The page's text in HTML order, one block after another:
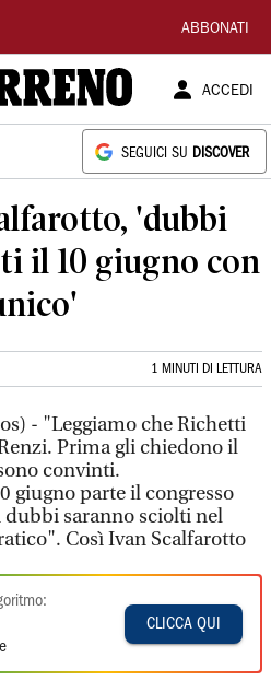
ABBONATI
ACCEDI
SEGUICI SU DISCOVER
'dubbi
il 10 giugno con
1 MINUTI DI LETTURA
- "Leggiamo che Richetti
Prima gli chiedono il
convinti.
giugno parte il congresso
saranno sciolti nel
Così Ivan Scalfarotto
CLICCA QUI